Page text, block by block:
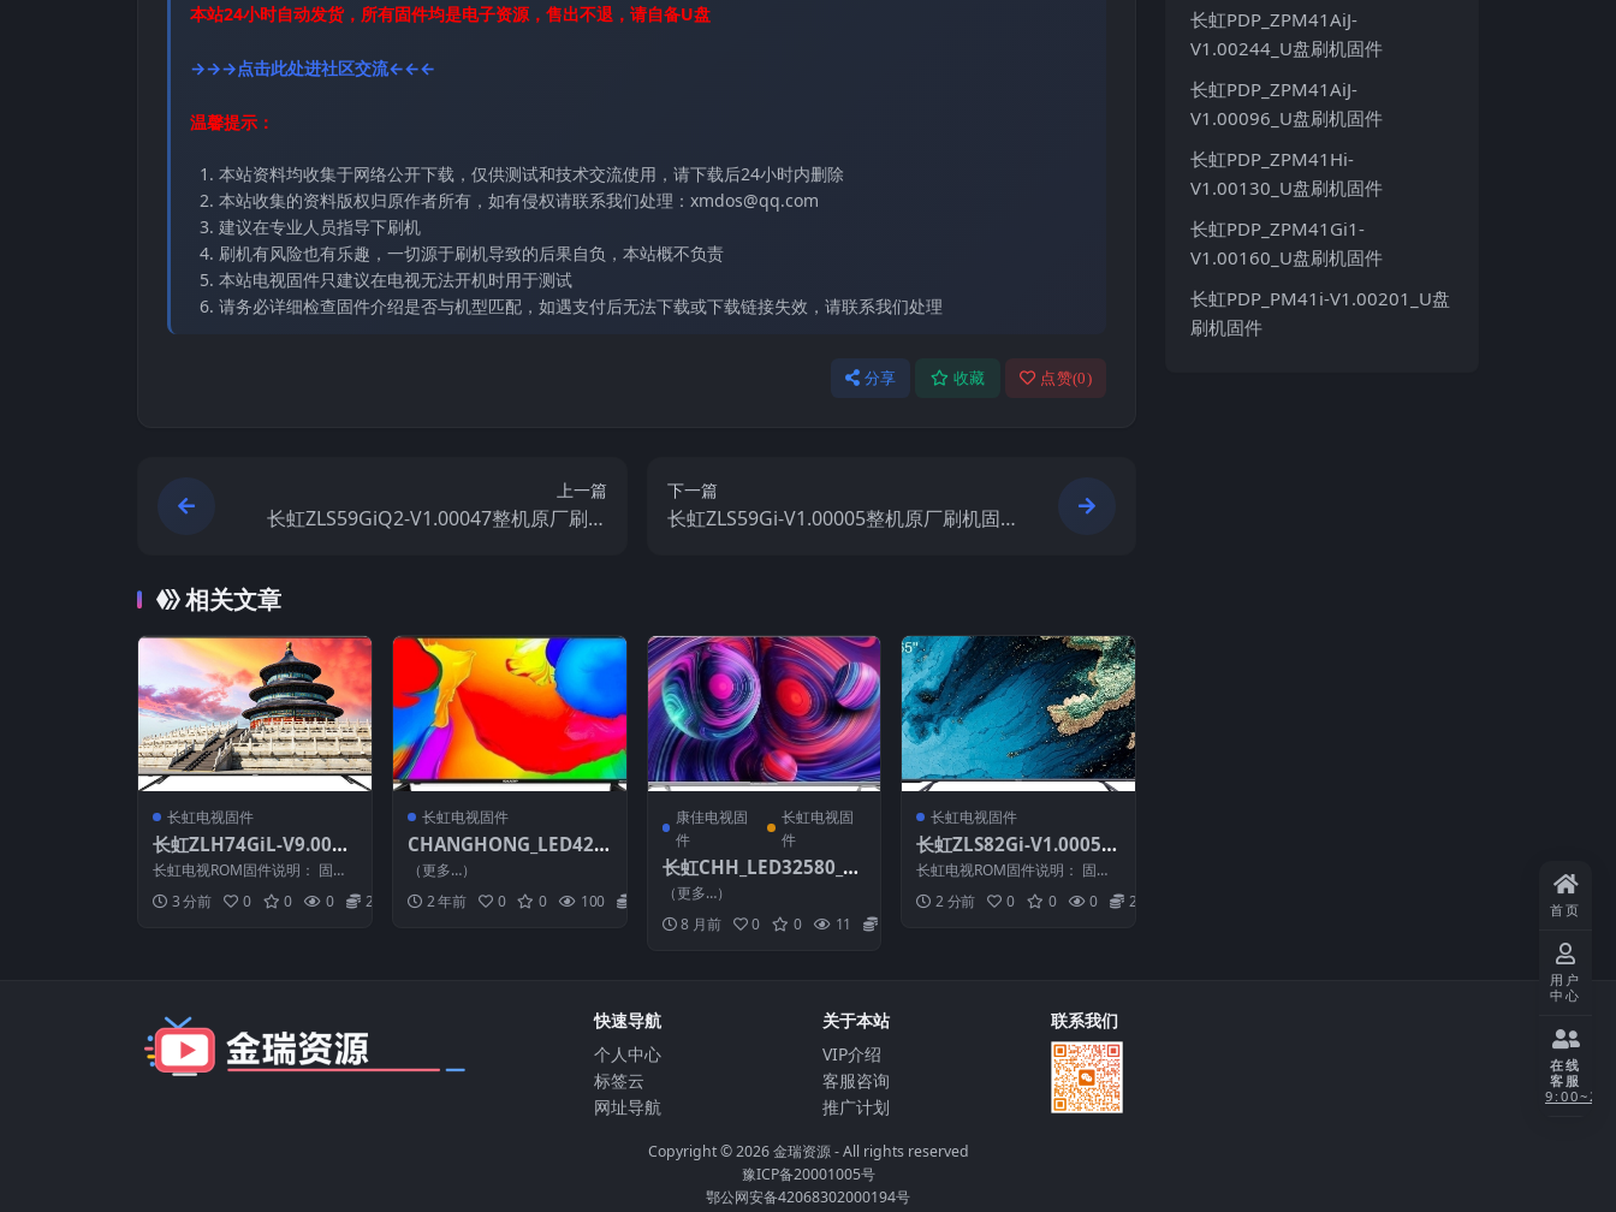
本站24小时自动发货，所有固件均是电子资源，售出不退，请自备U盘
→→→点击此处进社区交流←←←
温馨提示：
本站资料均收集于网络公开下载，仅供测试和技术交流使用，请下载后24小时内删除
本站收集的资料版权归原作者所有，如有侵权请联系我们处理：xmdos@qq.com
建议在专业人员指导下刷机
刷机有风险也有乐趣，一切源于刷机导致的后果自负，本站概不负责
本站电视固件只建议在电视无法开机时用于测试
请务必详细检查固件介绍是否与机型匹配，如遇支付后无法下载或下载链接失效，请联系我们处理
分享 收藏 点赞(0)
上一篇
长虹ZLS59GiQ2-V1.00047整机原厂刷机
下一篇
长虹ZLS59Gi-V1.00005整机原厂刷机固件
相关文章
长虹电视固件
长虹ZLH74GiL-V9.0003
5_U盘刷机固件
长虹电视ROM固件说明： 固件
版本：V9.00035 固件大小：40
7 M 升级...
3 分前 0 0 0 20
长虹电视固件
CHANGHONG_LED429
88_CHN_RTD2684S_TP
T420H2LE5-V2.06_201
20329_36BB_U盘刷机固
（更多…）
2 年前
0 0 100
康佳电视固
件
长虹电视固
件
长虹CHH_LED32580_C
N_RTD2648_PCB5635-
C_TPT315B5_TU4A_V2.
30_20121210_U盘刷机
（更多…）
8 月前
0 0 11
长虹电视固件
长虹ZLS82Gi-V1.00056_
U盘刷机固件
长虹电视ROM固件说明： 固件
版本：V1.00056 固件大小：68
0 M 升级...
2 分前 0 0 0 20
长虹PDP_ZPM41AiJ-
V1.00244_U盘刷机固件
长虹PDP_ZPM41AiJ-
V1.00096_U盘刷机固件
长虹PDP_ZPM41Hi-
V1.00130_U盘刷机固件
长虹PDP_ZPM41Gi1-
V1.00160_U盘刷机固件
长虹PDP_PM41i-V1.00201_U盘
刷机固件
快速导航
个人中心
标签云
网址导航
关于本站
VIP介绍
客服咨询
推广计划
联系我们
Copyright © 2026金瑞资源- All rights reserved
豫ICP备20001005号
鄂公网安备42068302000194号
首页
用户
中心
在线
客服